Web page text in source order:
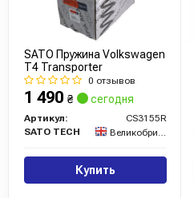
SATO Пружина Volkswagen
T4 Transporter
0 отзывов
1 490 ₴ сегодня
Артикул:
CS3155R
SATO TECH
Великобритания
Купить